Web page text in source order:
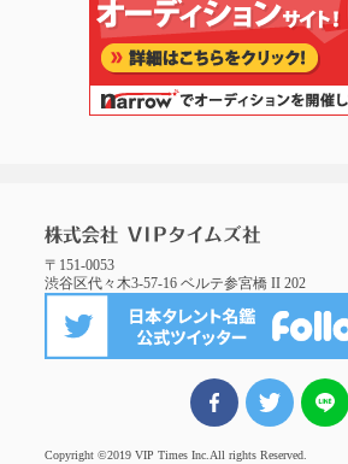
〒151-0053
渋谷区代々木3-57-16 ベルテ参宮橋 II 202
FBでシェアツイート
Copyright ©2019 VIP Times Inc. All rights Reserved.